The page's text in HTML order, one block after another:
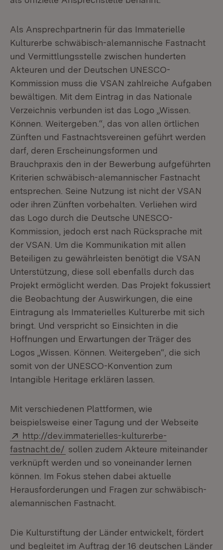
Als Ansprechpartnerin für das Immaterielle
Kulturerbe schwäbisch-alemannische Fastnacht
und Vermittlungsstelle zwischen hunderten
Akteuren und der Deutschen UNESCO-
Kommission muss die VSAN zahlreiche Aufgaben
bewältigen. Mit dem Eintrag in das Nationale
Verzeichnis verbunden ist das Logo „Wissen.
Können. Weitergeben.“, das von allen örtlichen
Zünften und Fastnachtsvereinen geführt werden
darf, deren Erscheinungsformen und
Brauchpraxis den in der Bewerbung aufgeführten
Kriterien schwäbisch-alemannischer Fastnacht
entsprechen. Seine Nutzung ist nicht der VSAN
oder ihren Zünften vorbehalten. Verliehen wird
das Logo durch die Deutsche UNESCO-
Kommission, jedoch erst nach Rücksprache mit
der VSAN. Um die Kommunikation mit allen
Beteiligen zu gewährleisten benötigt die VSAN
Unterstützung, diese soll ebenfalls durch das
Projekt ermöglicht werden. Das Projekt fokussiert
die Beobachtung der Auswirkungen, die eine
Eintragung als Immaterielles Kulturerbe mit sich
bringt. Und verspricht so Einsichten in die
Hoffnungen und Erwartungen der Träger des
Logos „Wissen. Können. Weitergeben“, die sich
somit von der UNESCO-Konvention zum
Intangible Heritage erklären lassen.
Mit verschiedenen Plattformen, wie
beispielsweise einer Tagung und der Webseite
Extern:
http://dev.immaterielles-kulturerbe-
fastnacht.de/ (Öffnet in neuem Fenster)
sollen zudem Akteure miteinander
verknüpft werden und so voneinander lernen
können. Im Fokus stehen dabei aktuelle
Herausforderungen und Fragen zur schwäbisch-
alemannischen Fastnacht.
Die Kulturstiftung der Länder entwickelt, fördert
und begleitet im Auftrag der 16 deutschen Länder